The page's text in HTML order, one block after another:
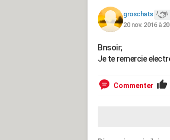
groschats
20 nov. 2016 à
Bnsoir;
Je te remercie
Commenter